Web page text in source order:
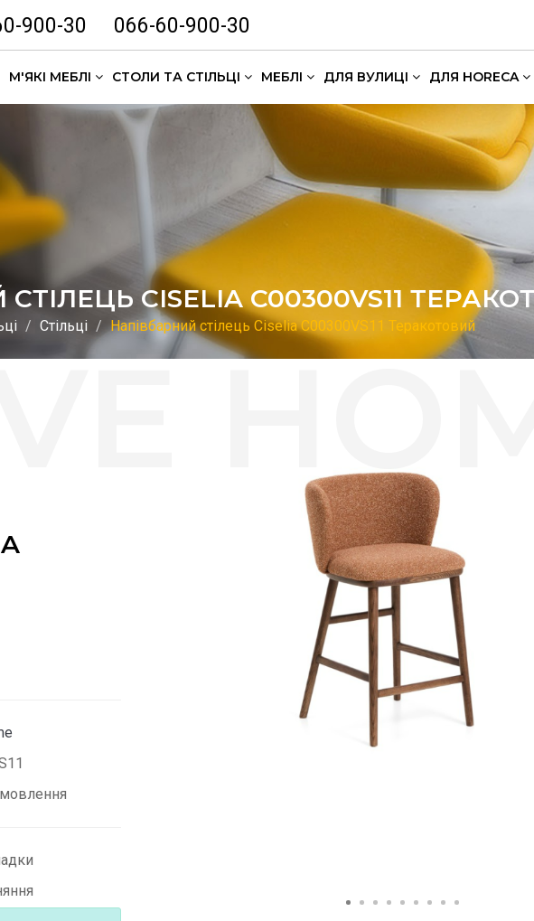
900-30 066-60-900-30
М'ЯКІ МЕБЛІ СТОЛИ ТА СТІЛЬЦІ МЕБЛІ ДЛЯ ВУЛИЦІ ДЛЯ HORECA
CISELIA C00300VS11
Стільці Напівбарний стілець Ciselia C00300VS11 Теракотовий